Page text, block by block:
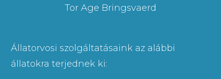
Tor Age Bringsvaerd
Állatorvosi szolgáltatásaink az alábbi
állatokra terjednek ki: